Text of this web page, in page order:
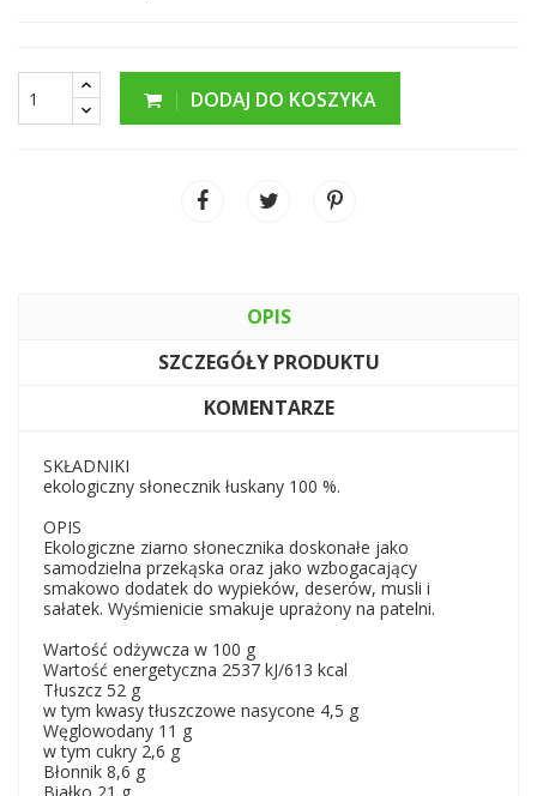
DODAJ DO KOSZYKA
OPIS
SZCZEGÓŁY PRODUKTU
KOMENTARZE
SKŁADNIKI
ekologiczny słonecznik łuskany 100 %.
OPIS
Ekologiczne ziarno słonecznika doskonałe jako
samodzielna przekąska oraz jako wzbogacający
smakowo dodatek do wypieków, deserów, musli i
sałatek. Wyśmienicie smakuje uprażony na patelni.
Wartość odżywcza w 100 g
Wartość energetyczna 2537 kJ/613 kcal
Tłuszcz 52 g
w tym kwasy tłuszczowe nasycone 4,5 g
Węglowodany 11 g
w tym cukry 2,6 g
Błonnik 8,6 g